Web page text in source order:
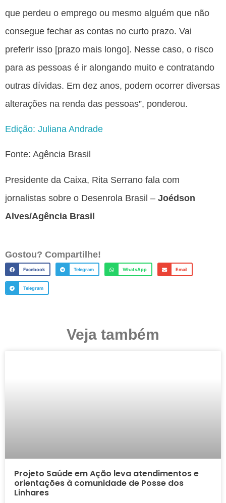
que perdeu o emprego ou mesmo alguém que não
consegue fechar as contas no curto prazo. Vai
preferir isso [prazo mais longo]. Nesse caso, o risco
para as pessoas é ir alongando muito e contratando
outras dívidas. Em dez anos, podem ocorrer diversas
alterações na renda das pessoas”, ponderou.
Edição: Juliana Andrade
Fonte: Agência Brasil
Presidente da Caixa, Rita Serrano fala com
jornalistas sobre o Desenrola Brasil – Joédson
Alves/Agência Brasil
Gostou? Compartilhe!
Facebook Telegram WhatsApp Email
Telegram
Veja também
Projeto Saúde em Ação leva atendimentos e
orientações à comunidade de Posse dos
Linhares